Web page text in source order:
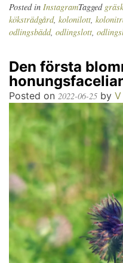
Posted in InstagramTagged
köksträdgård, kolonilott,
odlingsbädd, odlingslott,
Den första
Posted on 2022-06-25 by